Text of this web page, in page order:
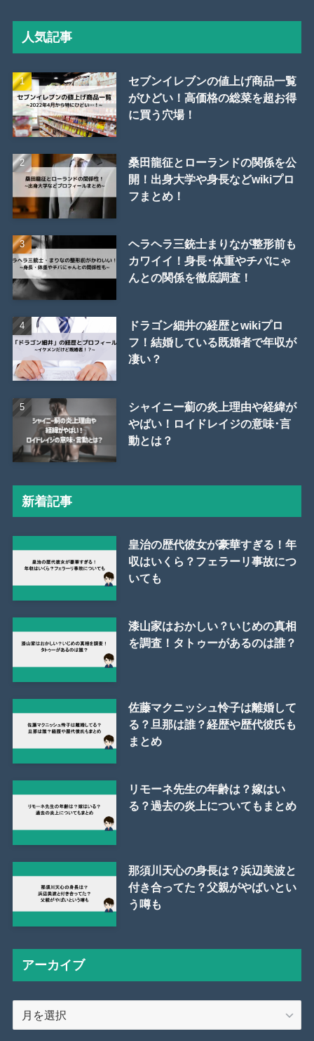
人気記事
セブンイレブンの値上げ商品一覧
がひどい！高価格の総菜を超お得
に買う穴場！
桑田龍征とローランドの関係を公
開！出身大学や身長などwikiプロ
フまとめ！
ヘラヘラ三銃士まりなが整形前も
カワイイ！身長･体重やチバにゃ
んとの関係を徹底調査！
ドラゴン細井の経歴とwikiプロ
フ！結婚している既婚者で年収が
凄い？
シャイニー薊の炎上理由や経緯が
やばい！ロイドレイジの意味･言
動とは？
新着記事
皇治の歴代彼女が豪華すぎる！年
収はいくら？フェラーリ事故につ
いても
漆山家はおかしい？いじめの真相
を調査！タトゥーがあるのは誰？
佐藤マクニッシュ怜子は離婚して
る？旦那は誰？経歴や歴代彼氏も
まとめ
リモーネ先生の年齢は？嫁はい
る？過去の炎上についてもまとめ
那須川天心の身長は？浜辺美波と
付き合ってた？父親がやばいとい
う噂も
アーカイブ
ー